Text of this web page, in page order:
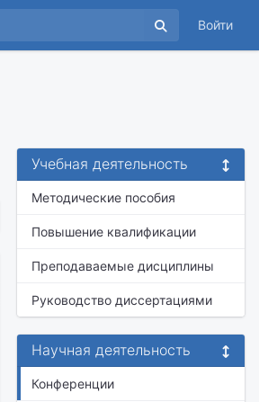
Войти
Учебная деятельность
Методические пособия
Повышение квалификации
Преподаваемые дисциплины
Руководство диссертациями
Научная деятельность
Конференции